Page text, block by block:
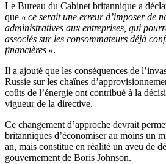
Le Bureau du Cabinet britannique a
que « ce serait une erreur d’imposer de
administratives aux entreprises, qui
associés sur les consommateurs déjà
financières ».
Il a ajouté que les conséquences de
Russie sur les chaînes
coûts de l’énergie ont contribué à la
vigueur de la directive.
Ce changement d’approche devrait
britanniques d’économiser au moins un
an, mais constitue en réalité un aveu de
gouvernement de Boris Johnson.